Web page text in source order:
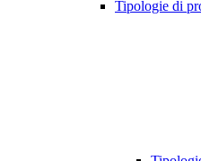
Tipologie di